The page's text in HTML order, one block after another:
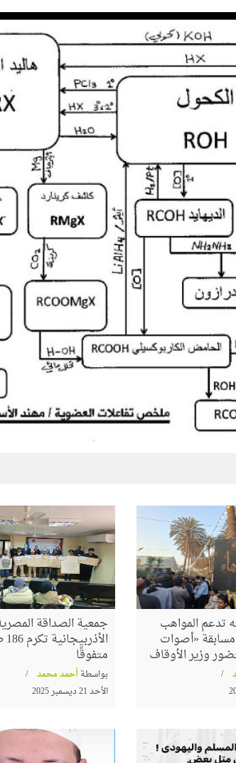
تدعم المواهب
مسابقة «أصوات
وزير الأوقاف
جمعية الصداقة
متفوقًا
بواسطةأحمد محمد
الأحد 21 ديسمبر 2025
جداريات ينظم ندوة
"حوار جديد مع الفكر